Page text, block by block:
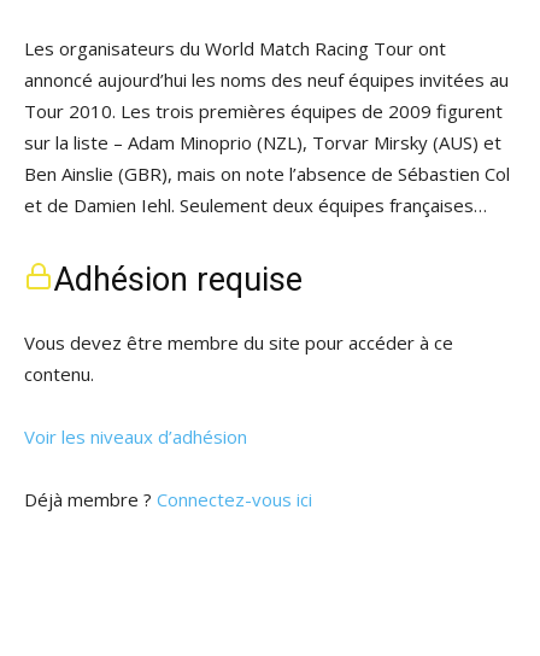
Les organisateurs du World Match Racing Tour ont
annoncé aujourd’hui les noms des neuf équipes invitées au
Tour 2010. Les trois premières équipes de 2009 figurent
sur la liste – Adam Minoprio (NZL), Torvar Mirsky (AUS) et
Ben Ainslie (GBR), mais on note l’absence de Sébastien Col
et de Damien Iehl. Seulement deux équipes françaises…
Adhésion requise
Vous devez être membre du site pour accéder à ce
contenu.
Voir les niveaux d’adhésion
Déjà membre ? Connectez-vous ici